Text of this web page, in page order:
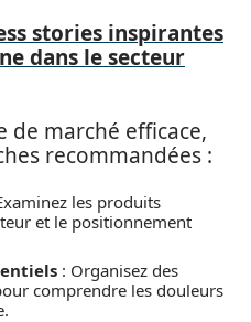
stories inspirantes
dans le secteur
de marché efficace,
recommandées :
les produits
et le positionnement
: Organisez des
comprendre les douleurs